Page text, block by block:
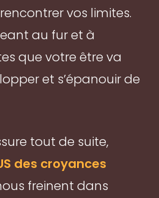
vos limites.
au fur et à
que votre être va
et s’épanouir de
tout de suite,
des croyances
freinent dans